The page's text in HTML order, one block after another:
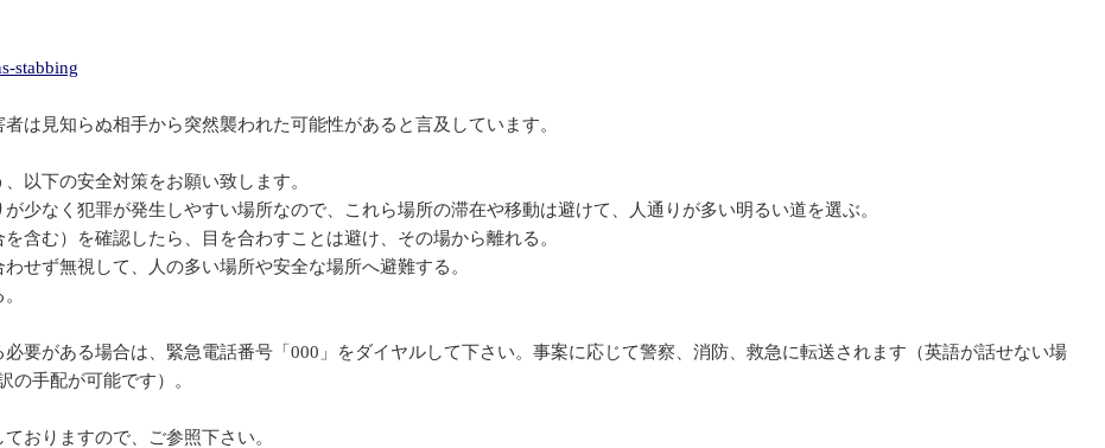
stabbing
見知らぬ相手から突然襲われた可能性があると言及しています。
以下の安全対策をお願い致します。
少なく犯罪が発生しやすい場所なので、これら場所の滞在や移動は避けて、人通りが多い明るい道を選ぶ。
含む）を確認したら、目を合わすことは避け、その場から離れる。
せず無視して、人の多い場所や安全な場所へ避難する。
要がある場合は、緊急電話番号「000」をダイヤルして下さい。事案に応じて警察、消防、救急に転送されます（英語が話せない場
の手配が可能です）。
おりますので、ご参照下さい。